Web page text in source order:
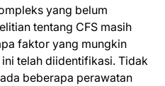
yang belum
tentang CFS masih
faktor yang mungkin
telah diidentifikasi. Tidak
beberapa perawatan